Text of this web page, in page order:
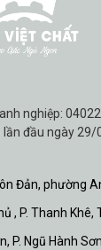
nghiệp:
đầu ngày 29/
Đản, phường
, P. Thanh Khê,
P. Ngũ Hành